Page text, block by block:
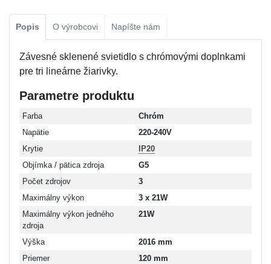
Popis O výrobcovi Napíšte nám
Závesné sklenené svietidlo s chrómovými doplnkami
pre tri lineárne žiarivky.
Parametre produktu
Farba
Chróm
Napätie
220-240V
Krytie
IP20
Objímka / pätica zdroja
G5
Počet zdrojov
3
Maximálny výkon
3 x 21W
Maximálny výkon jedného
zdroja
21W
Výška
2016 mm
Priemer
120 mm